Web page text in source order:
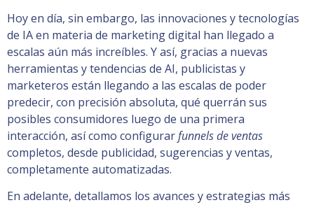
Hoy en día, sin embargo, las innovaciones y tecnologías
de IA en materia de marketing digital han llegado a
escalas aún más increíbles. Y así, gracias a nuevas
herramientas y tendencias de AI, publicistas y
marketeros están llegando a las escalas de poder
predecir, con precisión absoluta, qué querrán sus
posibles consumidores luego de una primera
interacción, así como configurarfunnels de ventas
completos, desde publicidad, sugerencias y ventas,
completamente automatizadas.
En adelante, detallamos los avances y estrategias más